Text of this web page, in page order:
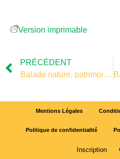
Version imprimable
PRÉCÉDENT
Balade nature, patrimoine et musicale aux chaumes de la Tourette à La Couronne
Mentions Légales
Politique de confidentialité
Inscription